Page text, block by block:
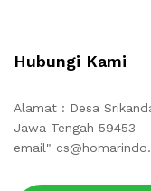
Hubungi Kami
Alamat : Desa
Jawa Tengah 59453
email"